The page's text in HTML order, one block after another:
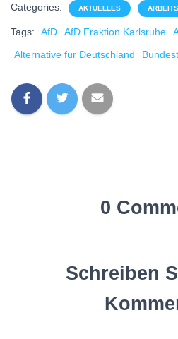
Categories: AKTUELLES
Tags: AfD AfD Fraktion Karlsruhe
Alternative für Deutschland
0
Schreiben